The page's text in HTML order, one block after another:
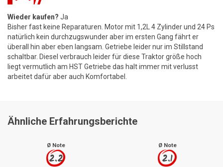
Wieder kaufen? Ja
Bisher fast keine Reparaturen. Motor mit 1,2L 4 Zylinder und 24 Ps
natürlich kein durchzugswunder aber im ersten Gang fährt er
überall hin aber eben langsam. Getriebe leider nur im Stillstand
schaltbar. Diesel verbrauch leider für diese Traktor größe hoch
liegt vermutlich am HST Getriebe das halt immer mit verlusst
arbeitet dafür aber auch Komfortabel.
Ähnliche Erfahrungsberichte
Ø Note
2.2
Ø Note
2.1